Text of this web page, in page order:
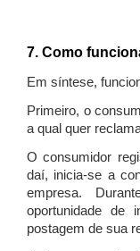
7. Como
Em síntese,
Primeiro, o
a qual quer
O consumidor
daí, inicia-se a
empresa.
oportunidade de
postagem de sua